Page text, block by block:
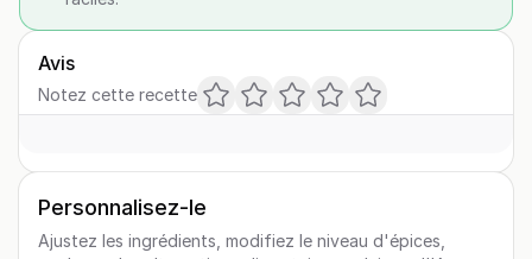
Avis
Notez cette recette
Personnalisez-le
Ajustez les ingrédients, modifiez le niveau d'épices,